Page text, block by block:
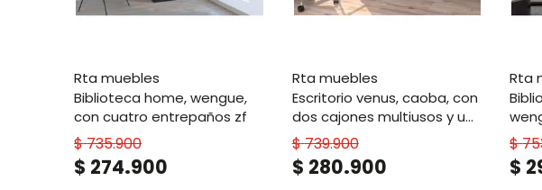
rta muebles
biblioteca home, wengue,
con cuatro entrepaños zf
$735.900
$ 274.900
rta muebles
escritorio venus, caoba, con
dos cajones multiusos y un
cajón archivador adicional
$739.900
$ 280.900
rta
biblioteca mirabella,
$
$